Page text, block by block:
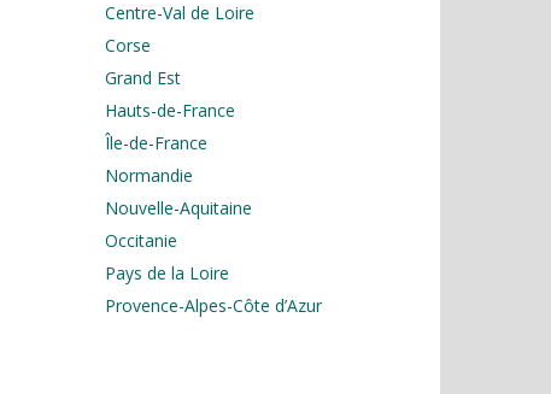
Centre-Val de Loire
Corse
Grand Est
Hauts-de-France
Île-de-France
Normandie
Nouvelle-Aquitaine
Occitanie
Pays de la Loire
Provence-Alpes-Côte d’Azur